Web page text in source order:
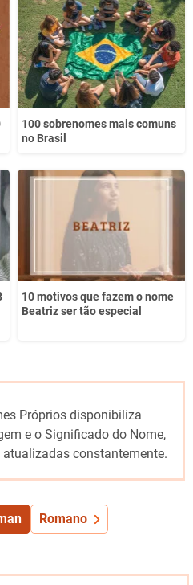
100 sobrenomes mais comuns
no Brasil
10 motivos que fazem o nome
Beatriz ser tão especial
Próprios disponibiliza
e o Significado do Nome,
constantemente.
Romano